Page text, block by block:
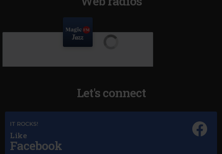
Let's connect
IT ROCKS!
Like
Facebook